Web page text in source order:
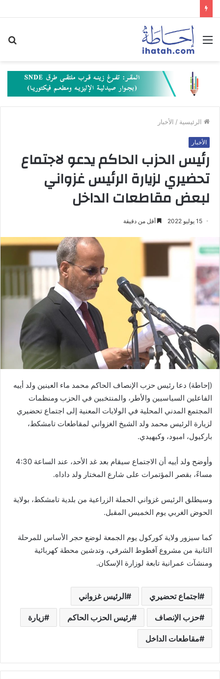
القائمة
الرئيسية / الأخبار
الأخبار
رئيس الحزب الحاكم يدعو لاجتماع
تحضيري لزيارة الرئيس غزواني
لبعض مقاطعات الداخل
15 يوليو 2022 أقل من دقيقة
(إحاطة) دعا رئيس حزب الإنصاف الحاكم محمد ماء العينين ولد أييه
الفاعلين السياسيين والأطر، والمنتخبين في الحزب ومنظمات
المجتمع المدني المحلية في الولايات المعنية إلى اجتماع تحضيري
لزيارة الرئيس محمد ولد الشيخ الغزواني لمقاطعات تامشكط،
باركيول، امبود، وكيهيدي.
وأوضح ولد أييه أن الاجتماع سيقام بعد غد الأحد، عند الساعة 4:30
مساءً، بقصر المؤتمرات على شارع المختار ولد داداه.
وسيطلق الرئيس غزواني الحملة الزراعية من بلدية تامشكط، بولاية
الحوض الغربي يوم الخميس المقبل.
كما سيزور ولاية كوركول يوم الجمعة لوضع حجر الأساس للمرحلة
الثانية من مشروع آفطوط الشرقي، وتدشين محطة كهربائية
ومنشآت عمرانية تابعة لوزارة الإسكان.
اجتماع تحضيري الرئيس غزواني
حزب الإنصاف رئيس الحزب الحاكم زيارة
مقاطعات الداخل